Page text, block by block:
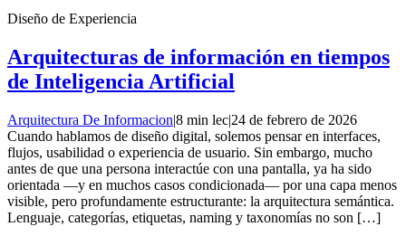
Diseño de Experiencia
Arquitecturas de información en tiempos
de Inteligencia Artificial
Arquitectura De Informacion|8 min lec|24 de febrero de 2026
Cuando hablamos de diseño digital, solemos pensar en interfaces,
flujos, usabilidad o experiencia de usuario. Sin embargo, mucho
antes de que una persona interactúe con una pantalla, ya ha sido
orientada —y en muchos casos condicionada— por una capa menos
visible, pero profundamente estructurante: la arquitectura semántica.
Lenguaje, categorías, etiquetas, naming y taxonomías no son […]